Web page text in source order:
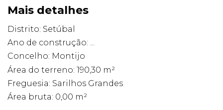
Mais detalhes
Distrito: Setúbal
Ano de construção: ...
Concelho: Montijo
Área do terreno: 190,30 m²
Freguesia: Sarilhos Grandes
Área bruta: 0,00 m²